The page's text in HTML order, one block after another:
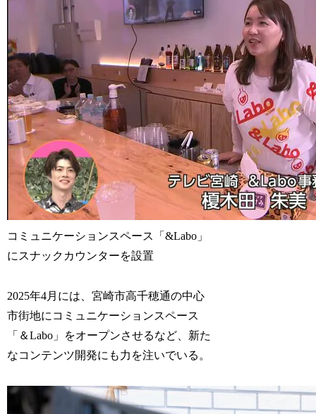
コミュニケーションスペース「&Labo」
にスナックカウンターを設置
2025年4月には、宮崎市高千穂通の中心
市街地にコミュニケーションスペース
「＆Labo」をオープンさせるなど、新た
なコンテンツ開発にも力を注いでいる。